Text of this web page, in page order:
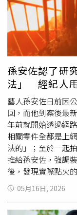
想用裡面的零用錢
男童父親也透露，
裡十分乖巧懂事，
獨立洗澡吃飯，
童父親認為，兒子
概念，其舉動只是
同時男童父親強調
人都平安無事，就
溫馨又高EQ的教育
感嘆，這堂課的學
醒，家長務必加強
未成年子女玩火 引
身為法定監護人，
長切莫掉以輕心，
孫安佐認了研
法」 經紀人
藝人孫安佐日前因
回，而他到案後最
年前就開始透過網
相關零件全都是上
法的」；至於一起
推給孫安佐，強調
後，發現實際點火
據《ETtoday新聞
承，多年前便開始
槍，再自行購買零
05月16日, 2026